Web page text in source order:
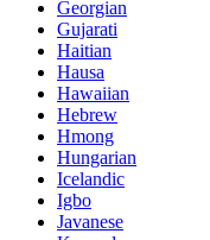
Georgian
Gujarati
Haitian
Hausa
Hawaiian
Hebrew
Hmong
Hungarian
Icelandic
Igbo
Javanese